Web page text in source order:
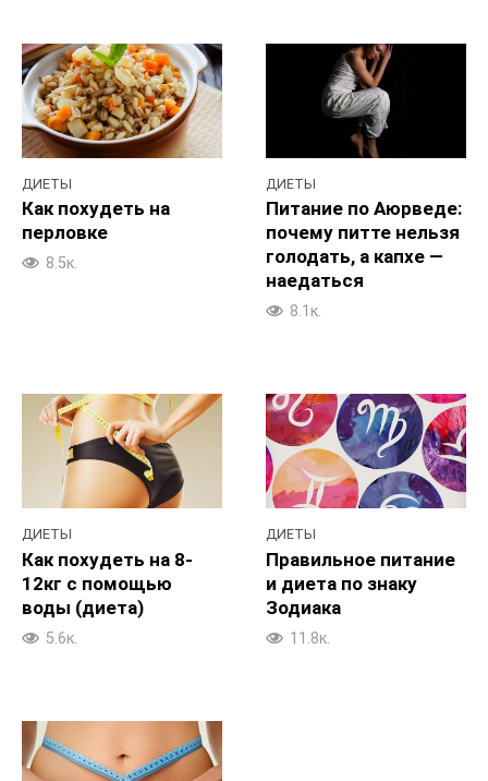
ДИЕТЫ
Как похудеть на
перловке
8.5к.
ДИЕТЫ
Питание по Аюрведе:
почему питте нельзя
голодать, а капхе —
наедаться
8.1к.
ДИЕТЫ
Как похудеть на 8-
12кг с помощью
воды (диета)
5.6к.
ДИЕТЫ
Правильное питание
и диета по знаку
Зодиака
11.8к.